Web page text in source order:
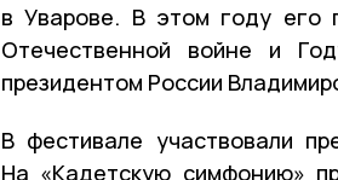
в Уварове. В этом году его
Отечественной войне и
президентом России
В фестивале участвовали
На «Кадетскую симфонию»